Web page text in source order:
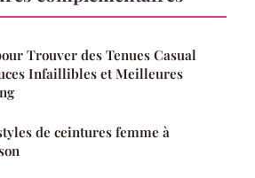
Trouver des Tenues Casual
Infaillibles et Meilleures
de ceintures femme à